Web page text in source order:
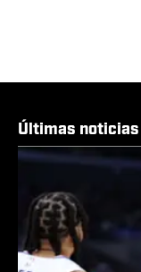
Últimas noticias